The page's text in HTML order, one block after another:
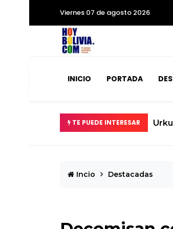
Viernes 07 de agosto 2026
INICIO PORTADA
TE PUEDE INTERESAR
Incio Destacadas